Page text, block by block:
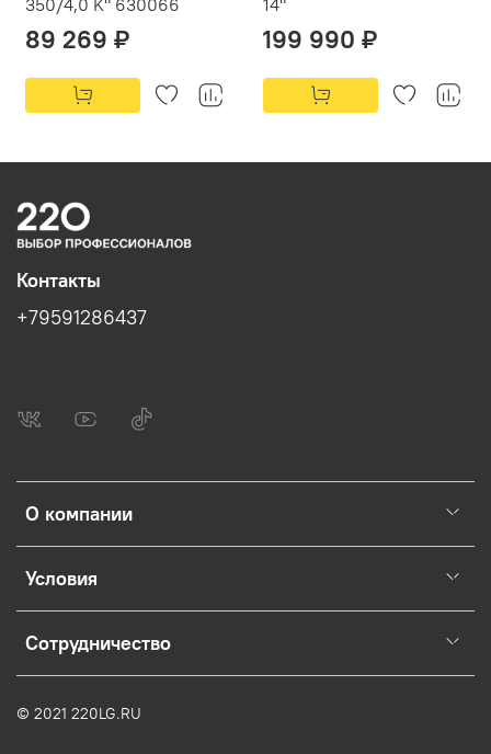
89 269 ₽ 199 990 ₽
О компании
Условия
Сотрудничество
Контакты
+79591286437
© 2021 220LG.RU